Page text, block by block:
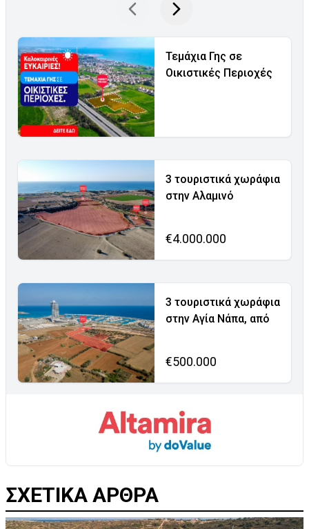
Τεμάχια Γης σε
Οικιστικές Περιοχές
3 τουριστικά χωράφια
στην Αλαμινό
€4.000.000
3 τουριστικά χωράφια
στην Αγία Νάπα, από
€500.000
ΣΧΕΤΙΚΑ ΑΡΘΡΑ